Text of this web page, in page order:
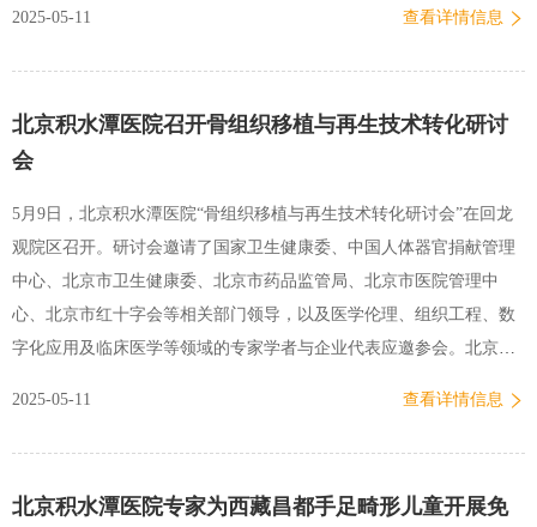
作，特别是近年来，团队从临床到基础研究方面取得的成就，并作题
后，双方签署合作备忘录，将在人工智能及机械人骨科转化研究、运
动医学、骨科人工关节置换、骨科创伤及脆性骨折、小儿骨科、骨科
基础研究与转化方面进一步深度协同合作。蒋协远院长与容树恒教授
作为双方代表进行签约学术交流环节，与会专家围绕骨科前沿技术展
开深入探讨。教育处张璞以“肩袖损伤治疗的多维度探索：临床问题与
基础研究”为题进行演讲。王添欣教授带来了“成人关节置换的临床…
2025-05-11 查看详情信息
北京积水潭医院召开骨组织移植与再生技术转化研讨
会
5月9日，北京积水潭医院“骨组织移植与再生技术转化研讨会”在回龙
观院区召开。研讨会邀请了国家卫生健康委、中国人体器官捐献管理
中心、北京市卫生健康委、北京市药品监管局、北京市医院管理中
心、北京市红十字会等相关部门领导，以及医学伦理、组织工程、数
字化应用及临床医学等领域的专家学者与企业代表应邀参会。北京积
议。会议重点围绕技术突破、政策优化、产业转化等核心内容展开深
室的阶段性进展。研讨会上，解放军总医院郭全义教授、中国食品药
2025-05-11 查看详情信息
北京积水潭医院专家为西藏昌都手足畸形儿童开展免